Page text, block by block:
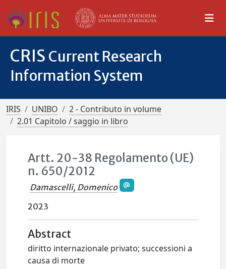
CRIS Current Research
Information System
IRIS UNIBO
2 - Contributo in volume
2.01 Capitolo / saggio in libro
Artt. 20-38 Regolamento (UE)
n. 650/2012
Damascelli, Domenico
2023
Abstract
diritto internazionale privato; successioni a
causa di morte